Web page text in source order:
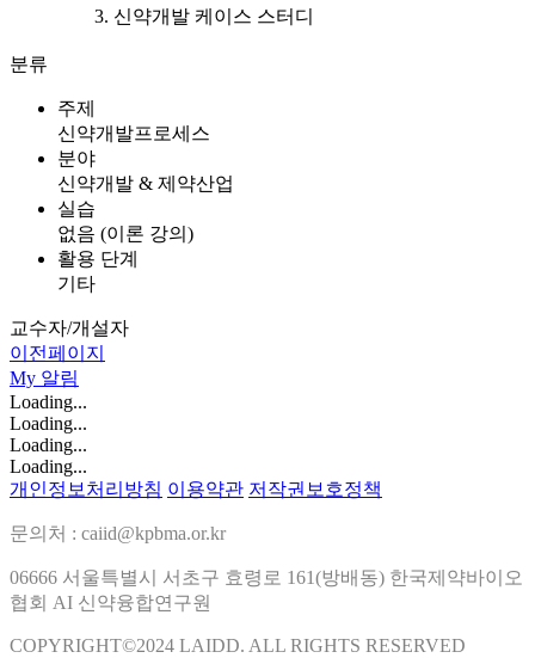
3. 신약개발 케이스 스터디
분류
주제
신약개발프로세스
분야
신약개발 & 제약산업
실습
없음 (이론 강의)
활용 단계
기타
교수자/개설자
이전페이지
My 알림
Loading...
Loading...
Loading...
Loading...
개인정보처리방침 이용약관 저작권보호정책
문의처 : caiid@kpbma.or.kr
06666 서울특별시 서초구 효령로 161(방배동) 한국제약바이오
협회 AI 신약융합연구원
COPYRIGHT©2024 LAIDD. ALL RIGHTS RESERVED